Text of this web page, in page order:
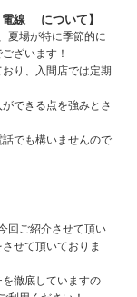
線 について】
場が特に季節的に
ざいます！
り、入間店では定期
できる点を強みとさ
でも構いませんので
ご紹介させて頂い
せて頂いておりま
徹底していますの